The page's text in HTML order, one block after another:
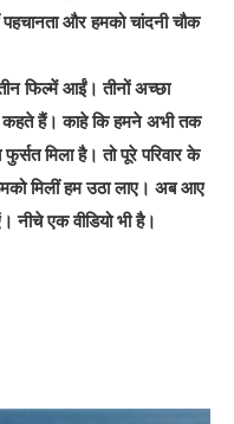
और हमको चांदनी चौक
फिल्में आईं। तीनों अच्छा
कहते हैं। काहे कि हमने अभी तक
मिला है। तो पूरे परिवार के
मिलीं हम उठा लाए। अब आए
एक वीडियो भी है।